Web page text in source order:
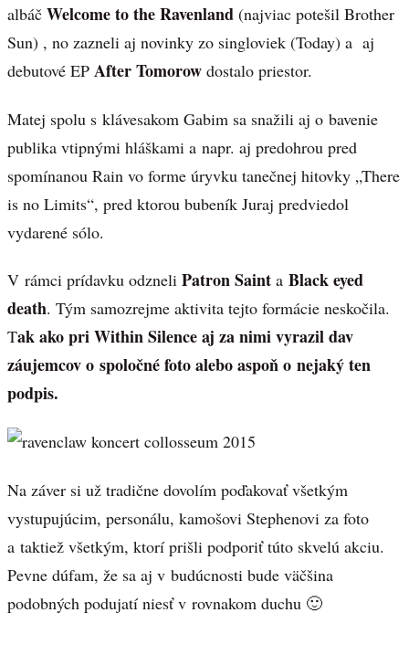
albáč Welcome to the Ravenland (najviac potešil Brother
Sun) , no zazneli aj novinky zo singloviek (Today) a aj
debutové EP After Tomorow dostalo priestor.
Matej spolu s klávesakom Gabim sa snažili aj o bavenie
publika vtipnými hláškami a napr. aj predohrou pred
spomínanou Rain vo forme úryvku tanečnej hitovky „There
is no Limits“, pred ktorou bubeník Juraj predviedol
vydarené sólo.
V rámci prídavku odzneli Patron Saint a Black eyed
death. Tým samozrejme aktivita tejto formácie neskočila.
Tak ako pri Within Silence aj za nimi vyrazil dav
záujemcov o spoločné foto alebo aspoň o nejaký ten
podpis.
Na záver si už tradične dovolím poďakovať všetkým
vystupujúcim, personálu, kamošovi Stephenovi za foto
a taktiež všetkým, ktorí prišli podporiť túto skvelú akciu.
Pevne dúfam, že sa aj v budúcnosti bude väčšina
podobných podujatí niesť v rovnakom duchu 🙂